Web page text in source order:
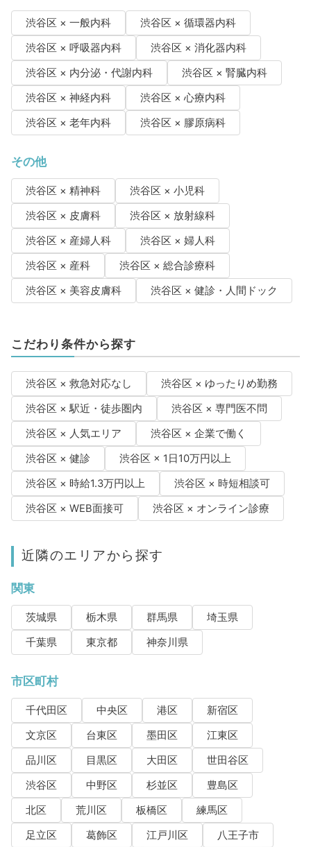
渋谷区 × 一般内科
渋谷区 × 循環器内科
渋谷区 × 呼吸器内科
渋谷区 × 消化器内科
渋谷区 × 内分泌・代謝内科
渋谷区 × 腎臓内科
渋谷区 × 神経内科
渋谷区 × 心療内科
渋谷区 × 老年内科
渋谷区 × 膠原病科
その他
渋谷区 × 精神科
渋谷区 × 小児科
渋谷区 × 皮膚科
渋谷区 × 放射線科
渋谷区 × 産婦人科
渋谷区 × 婦人科
渋谷区 × 産科
渋谷区 × 総合診療科
渋谷区 × 美容皮膚科
渋谷区 × 健診・人間ドック
こだわり条件から探す
渋谷区 × 救急対応なし
渋谷区 × ゆったりめ勤務
渋谷区 × 駅近・徒歩圏内
渋谷区 × 専門医不問
渋谷区 × 人気エリア
渋谷区 × 企業で働く
渋谷区 × 健診
渋谷区 × 1日10万円以上
渋谷区 × 時給1.3万円以上
渋谷区 × 時短相談可
渋谷区 × WEB面接可
渋谷区 × オンライン診療
近隣のエリアから探す
関東
茨城県 栃木県 群馬県
埼玉県
千葉県
東京都 神奈川県
市区町村
千代田区 中央区 港区
新宿区
文京区
台東区 墨田区
江東区
品川区
目黒区 大田区
世田谷区
渋谷区
中野区 杉並区
豊島区
北区
荒川区 板橋区
練馬区
足立区
葛飾区 江戸川区
八王子市